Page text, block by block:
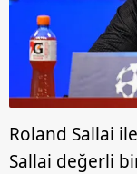
Roland Sallai
Sallai değerli